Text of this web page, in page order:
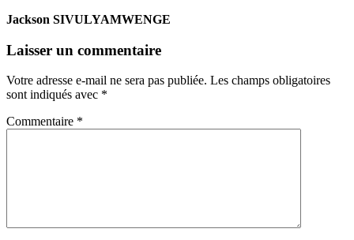
Jackson SIVULYAMWENGE
Laisser un commentaire
Votre adresse e-mail ne sera pas publiée. Les champs obligatoires
sont indiqués avec *
Commentaire *